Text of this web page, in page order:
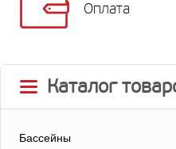
Оплата
Каталог
Бассейны